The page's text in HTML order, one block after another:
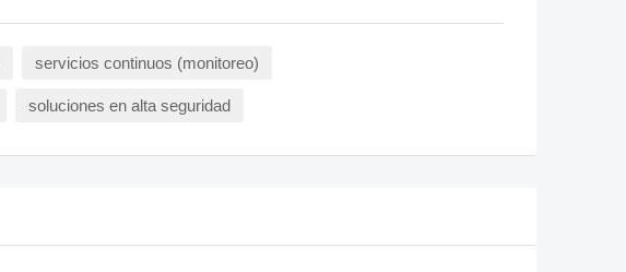
servicios continuos (monitoreo)
soluciones en alta seguridad